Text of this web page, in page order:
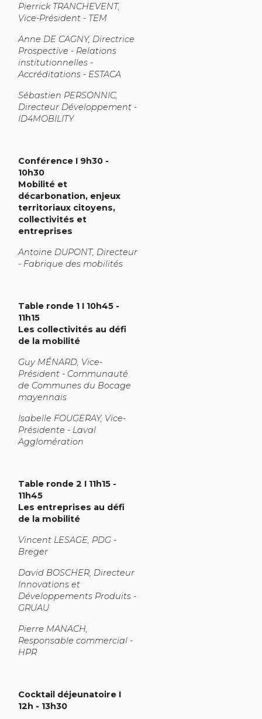
Pierrick TRANCHEVENT,
Vice-Président - TEM
Anne DE CAGNY, Directrice
Prospective - Relations
institutionnelles -
Accréditations - ESTACA
Sébastien PERSONNIC,
Directeur Développement -
ID4MOBILITY
Conférence I 9h30 -
10h30
Mobilité et
décarbonation, enjeux
territoriaux citoyens,
collectivités et
entreprises
Antoine DUPONT, Directeur
- Fabrique des mobilités
Table ronde 1 I 10h45 -
11h15
Les collectivités au défi
de la mobilité
Guy MÉNARD, Vice-
Président - Communauté
de Communes du Bocage
mayennais
Isabelle FOUGERAY, Vice-
Présidente - Laval
Agglomération
Table ronde 2 I 11h15 -
11h45
Les entreprises au défi
de la mobilité
Vincent LESAGE, PDG -
Breger
David BOSCHER, Directeur
Innovations et
Développements Produits -
GRUAU
Pierre MANACH,
Responsable commercial -
HPR
Cocktail déjeunatoire I
12h - 13h30